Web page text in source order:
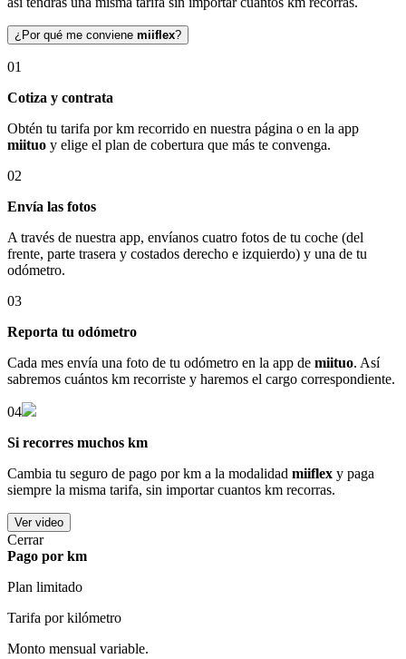
¿Por qué me conviene miiflex?
01
Cotiza y contrata
Obtén tu tarifa por km recorrido en nuestra página o en la app
miituo y elige el plan de cobertura que más te convenga.
02
Envía las fotos
A través de nuestra app, envíanos cuatro fotos de tu coche (del
frente, parte trasera y costados derecho e izquierdo) y una de tu
odómetro.
03
Reporta tu odómetro
Cada mes envía una foto de tu odómetro en la app de miituo. Así
sabremos cuántos km recorriste y haremos el cargo correspondiente.
04
Si recorres muchos km
Cambia tu seguro de pago por km a la modalidad miiflex y paga
siempre la misma tarifa, sin importar cuantos km recorras.
Ver video
Cerrar
Pago por km
Plan limitado
Tarifa por kilómetro
Monto mensual variable.